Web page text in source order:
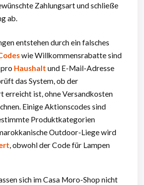
Zahlungsart und schließe
ab.
entstehen durch ein falsches
wie Willkommensrabatte sind
Haushalt und E-Mail-Adresse
das System, ob der
erreicht ist, ohne Versandkosten
Einige Aktionscodes sind
Produktkategorien
Outdoor-Liege wird
, obwohl der Code für Lampen
sich im Casa Moro-Shop nicht